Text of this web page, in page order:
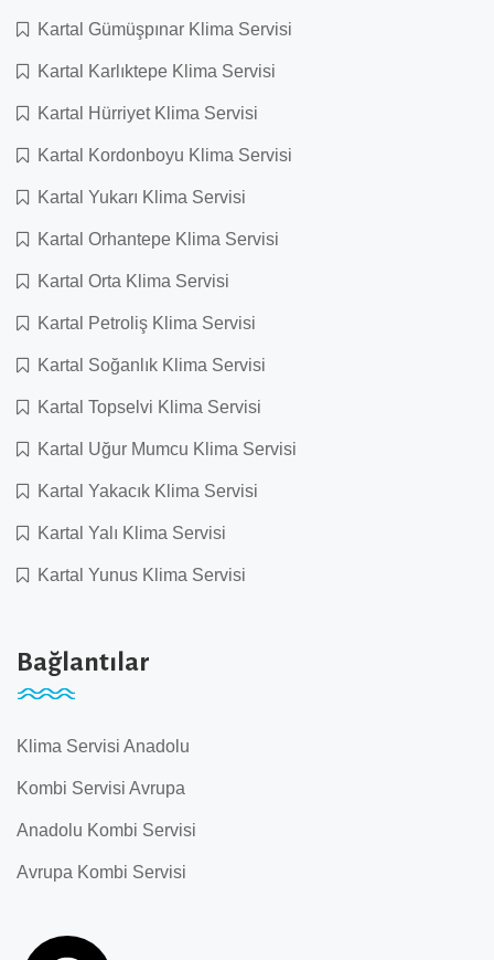
Kartal Gümüşpınar Klima Servisi
Kartal Karlıktepe Klima Servisi
Kartal Hürriyet Klima Servisi
Kartal Kordonboyu Klima Servisi
Kartal Yukarı Klima Servisi
Kartal Orhantepe Klima Servisi
Kartal Orta Klima Servisi
Kartal Petroliş Klima Servisi
Kartal Soğanlık Klima Servisi
Kartal Topselvi Klima Servisi
Kartal Uğur Mumcu Klima Servisi
Kartal Yakacık Klima Servisi
Kartal Yalı Klima Servisi
Kartal Yunus Klima Servisi
Bağlantılar
Klima Servisi Anadolu
Kombi Servisi Avrupa
Anadolu Kombi Servisi
Avrupa Kombi Servisi